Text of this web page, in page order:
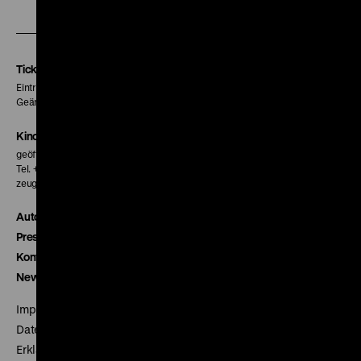
Tickets
Eintritt 5 €
Geänderte Preise sind im Programm vermerkt.
Kinokasse
geöffnet 30 Minuten vor Beginn der ersten Vorstellung
Tel. + 49 30 20304-770
zeughauskino@dhm.de
Autor*innen
Presse
Kontakt
Newsletter
Impressum
Datenschutz
Erklärung digitale Barrierefreiheit